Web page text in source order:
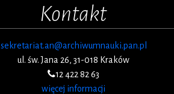
Kontakt
sekretariat.an@archiwumnauki.pan.pl
ul. św. Jana 26, 31-018 Kraków
12 422 82 63
więcej informacji